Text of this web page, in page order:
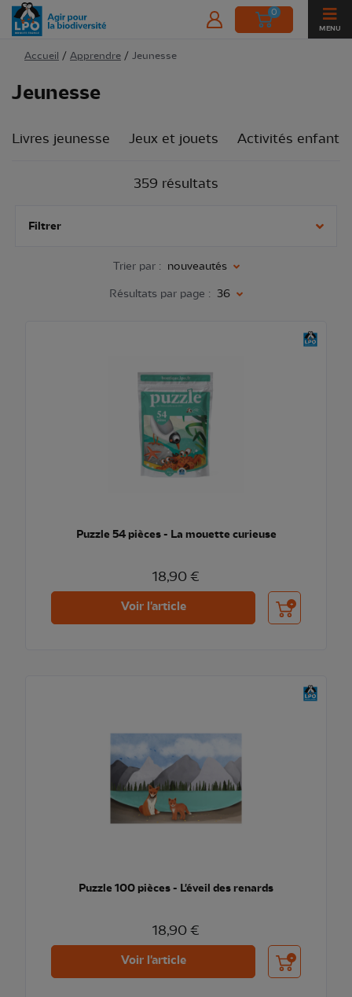
0
MENU
Accueil / Apprendre / Jeunesse
Jeunesse
Livres jeunesse Jeux et jouets Activités enfants
359 résultats
Filtrer
Trier par : nouveautés
Résultats par page : 36
Puzzle 54 pièces - La mouette curieuse
18,90 €
Voir l'article Ajouter au
Puzzle 100 pièces - L'éveil des renards
18,90 €
Voir l'article Ajouter au